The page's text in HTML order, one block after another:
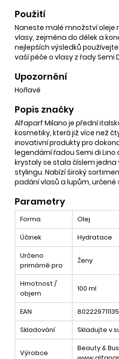
Použití
Naneste malé množství oleje
vlasy, zejména do délek a
nejlepších výsledků
vaší péče o vlasy z řady Semi
Upozornění
Hořlavé
Popis značky
Alfaparf Milano je přední
kosmetiky, která již více než
inovativní produkty pro
legendární řadou Semi di
krystaly se stala číslem
stylingu. Nabízí široký
padání vlasů a lupům, určené
Parametry
Forma
Olej
Účinek
Hydratace
Určeno
primárně pro
Ženy
Hmotnost /
objem
100 ml
EAN
Skladování
Skladujte v
Výrobce
Beauty &